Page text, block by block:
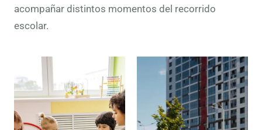
acompañar distintos momentos del recorrido
escolar.
Preescolar
Lectura
inicial,